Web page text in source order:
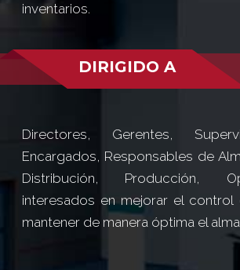
inventarios.
DIRIGIDO A
Directores, Gerentes,
Encargados, Responsables de
Distribución, Producción,
interesados en mejorar el control
mantener de manera óptima el